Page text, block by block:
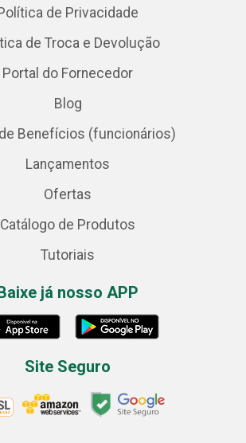
de Privacidade
de Troca e Devolução
Portal do Fornecedor
Blog
Benefícios (funcionários)
Lançamentos
Ofertas
Catálogo de Produtos
Tutoriais
já nosso APP
Site Seguro